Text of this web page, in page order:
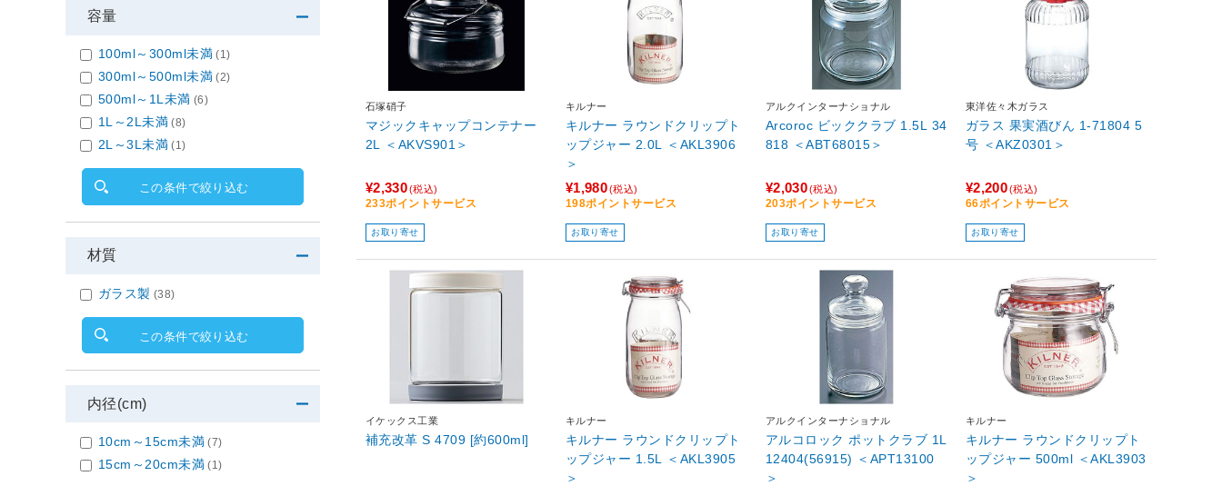
石塚硝子
マジックキャップコンテナー
2L ＜AKVS901＞
¥2,330(税込)
233ポイントサービス
お取り寄せ
キルナー
キルナー ラウンドクリップト
ップジャー 2.0L ＜AKL3906
＞
¥1,980(税込)
198ポイントサービス
お取り寄せ
アルクインターナショナル
Arcoroc ビッククラブ 1.5L 34
818 ＜ABT68015＞
¥2,030(税込)
203ポイントサービス
お取り寄せ
東洋佐々木ガラス
ガラス 果実酒びん 1-71804 5
号 ＜AKZ0301＞
¥2,200(税込)
66ポイントサービス
お取り寄せ
イケックス工業
補充改革 S 4709 [約600ml]
キルナー
キルナー ラウンドクリップト
ップジャー 1.5L ＜AKL3905
＞
アルクインターナショナル
アルコロック ポットクラブ 1L
12404(56915) ＜APT13100
＞
キルナー
キルナー ラウンドクリップト
ップジャー 500ml ＜AKL3903
＞
容量
100ml～300ml未満 (1)
300ml～500ml未満 (2)
500ml～1L未満 (6)
1L～2L未満 (8)
2L～3L未満 (1)
この条件で絞り込む
材質
ガラス製 (38)
この条件で絞り込む
内径(cm)
10cm～15cm未満 (7)
15cm～20cm未満 (1)